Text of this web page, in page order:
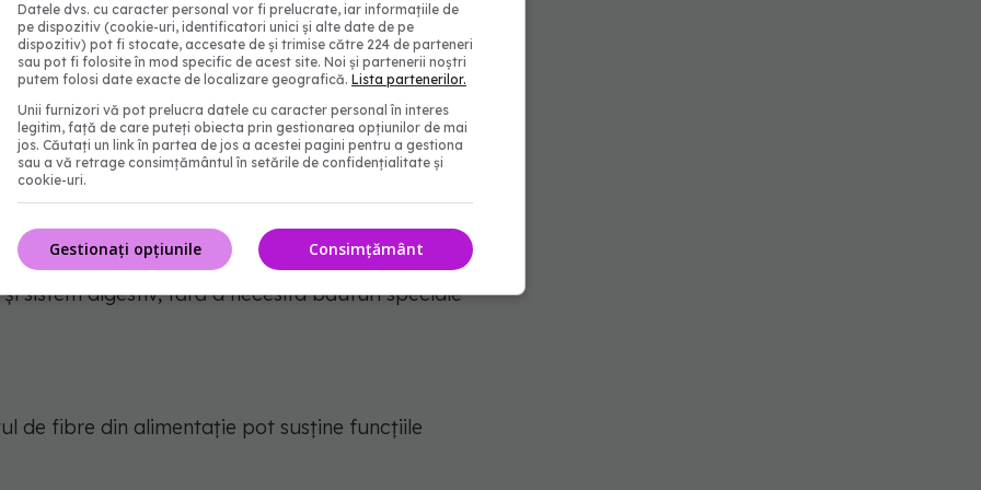
reglarea glicemiei, dar rezultatele variază în
biologică
strictă în nutriție. Corpul uman elimină
sistem digestiv, fără a necesita băuturi speciale
de fibre din alimentație pot susține funcțiile
Datele dvs. cu caracter personal vor fi prelucrate, iar informațiile de
pe dispozitiv (cookie-uri, identificatori unici și alte date de pe
dispozitiv) pot fi stocate, accesate de și trimise către 224 de parteneri
sau pot fi folosite în mod specific de acest site. Noi și partenerii noștri
putem folosi date exacte de localizare geografică. Lista partenerilor.
Unii furnizori vă pot prelucra datele cu caracter personal în interes
legitim, față de care puteți obiecta prin gestionarea opțiunilor de mai
jos. Căutați un link în partea de jos a acestei pagini pentru a gestiona
sau a vă retrage consimțământul în setările de confidențialitate și
cookie-uri.
Consimțământ
Gestionați opțiunile